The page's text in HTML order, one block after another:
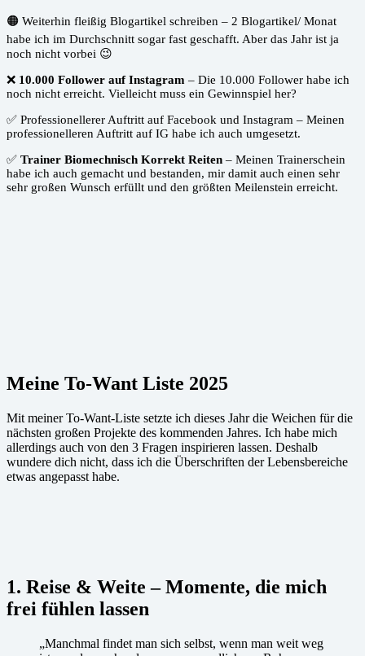
🟠 Weiterhin fleißig Blogartikel schreiben – 2 Blogartikel/ Monat
habe ich im Durchschnitt sogar fast geschafft. Aber das Jahr ist ja
noch nicht vorbei 😉
❌ 10.000 Follower auf Instagram – Die 10.000 Follower habe ich
noch nicht erreicht. Vielleicht muss ein Gewinnspiel her?
✅ Professionellerer Auftritt auf Facebook und Instagram – Meinen
professionelleren Auftritt auf IG habe ich auch umgesetzt.
✅ Trainer Biomechnisch Korrekt Reiten – Meinen Trainerschein
habe ich auch gemacht und bestanden, mir damit auch einen sehr
sehr großen Wunsch erfüllt und den größten Meilenstein erreicht.
Meine To-Want Liste 2025
Mit meiner To-Want-Liste setzte ich dieses Jahr die Weichen für die
nächsten großen Projekte des kommenden Jahres. Ich habe mich
allerdings auch von den 3 Fragen inspirieren lassen. Deshalb
wundere dich nicht, dass ich die Überschriften der Lebensbereiche
etwas angepasst habe.
1. Reise & Weite – Momente, die mich
frei fühlen lassen
„Manchmal findet man sich selbst, wenn man weit weg